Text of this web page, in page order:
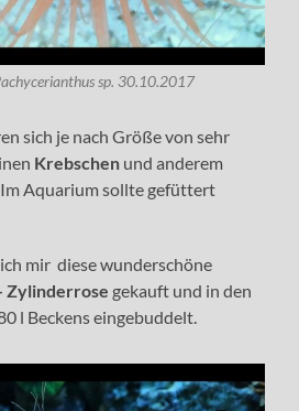
sp. 30.10.2017
sich je nach Größe von sehr
Krebschen und anderem
Im Aquarium sollte gefüttert
mir diese wunderschöne
Zylinderrose gekauft und in den
l Beckens eingebuddelt.